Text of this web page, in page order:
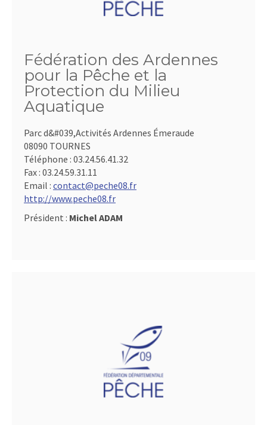
Fédération des Ardennes
pour la Pêche et la
Protection du Milieu
Aquatique
Parc d&#039,Activités Ardennes Émeraude
08090 TOURNES
Téléphone : 03.24.56.41.32
Fax : 03.24.59.31.11
Email : contact@peche08.fr
http://www.peche08.fr
Président : Michel ADAM